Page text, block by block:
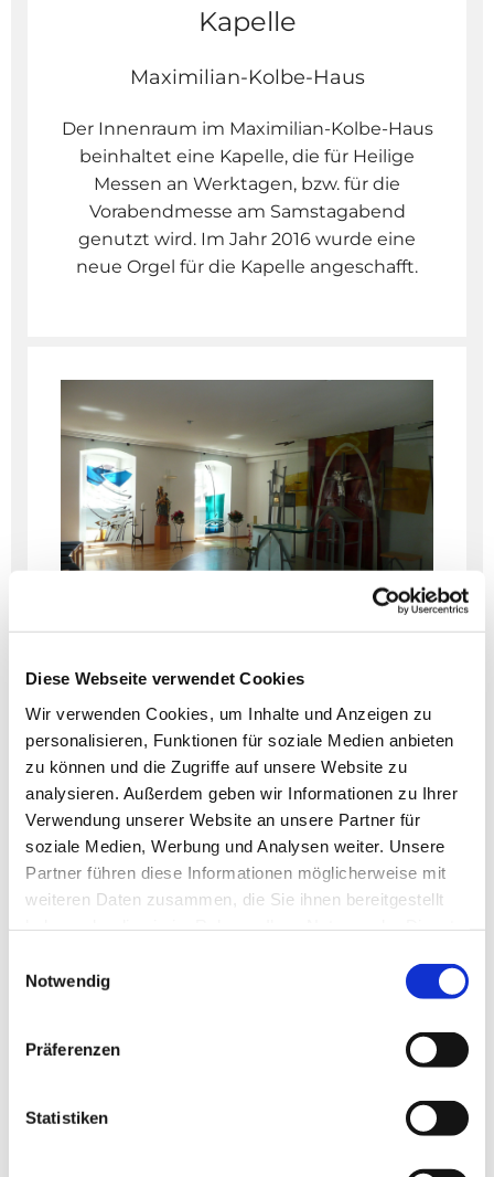
Diese Webseite verwendet Cookies
Wir verwenden Cookies, um Inhalte und Anzeigen zu
personalisieren, Funktionen für soziale Medien anbieten
zu können und die Zugriffe auf unsere Website zu
analysieren. Außerdem geben wir Informationen zu Ihrer
Verwendung unserer Website an unsere Partner für
soziale Medien, Werbung und Analysen weiter. Unsere
Partner führen diese Informationen möglicherweise mit
weiteren Daten zusammen, die Sie ihnen bereitgestellt
Notwendig
Präferenzen
Statistiken
Kapelle
Maximilian-Kolbe-Haus
Der Innenraum im Maximilian-Kolbe-Haus
beinhaltet eine Kapelle, die für Heilige
Messen an Werktagen, bzw. für die
Vorabendmesse am Samstagabend
genutzt wird. Im Jahr 2016 wurde eine
neue Orgel für die Kapelle angeschafft.
Kapelle
Bildungs- und Exerzitienhaus
In unmittelbarer Nachbarschaft unserer
Kirche in Salmünster befindet sich im
ehemaligen Franziskanerkloster das
Bildungshaus.
Im Bildungshaus befindet sich die
Franziskuskapelle, die auch von der
Pfarrgemeinde mitgenutzt wird. Weitere
Informationen: www.bildungshaus-